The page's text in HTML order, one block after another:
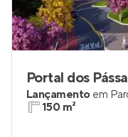
Portal dos
Lançamento em
150 m²